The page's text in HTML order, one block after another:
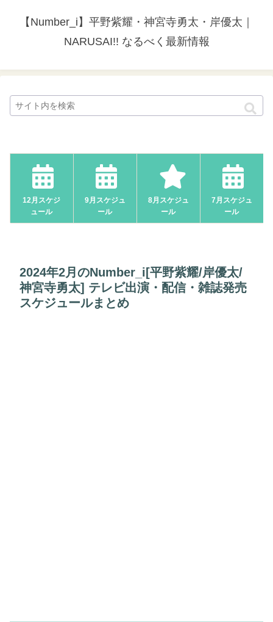
【Number_i】平野紫耀・神宮寺勇太・岸優太｜
NARUSAI!! なるべく最新情報
12月スケジ
ュール
9月スケジュ
ール
8月スケジュ
ール
7月スケジュ
ール
2024年2月のNumber_i[平野紫耀/岸優太/
神宮寺勇太] テレビ出演・配信・雑誌発売
スケジュールまとめ